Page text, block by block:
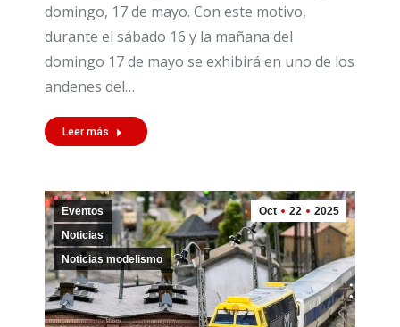
domingo, 17 de mayo. Con este motivo,
durante el sábado 16 y la mañana del
domingo 17 de mayo se exhibirá en uno de los
andenes del…
Leer más
Oct 22 2025
Eventos
Noticias
Noticias modelismo